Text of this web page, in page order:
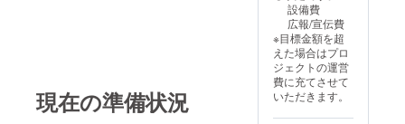
現在の準備状況
は一日
ごと、
１週間
ごとの
朝に慰
めや、
支え
や、勇
設備費
広報/宣伝費
※目標金額を超
えた場合はプロ
ジェクトの運営
費に充てさせて
いただきます。